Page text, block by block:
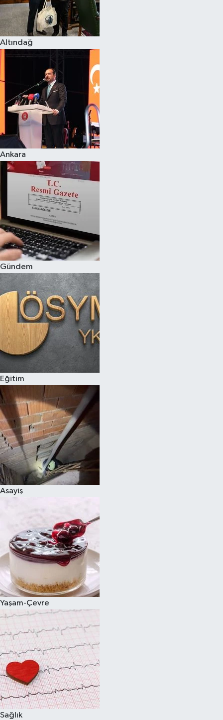
Altındağ
Ankara
Gündem
Eğitim
Asayiş
Yaşam-Çevre
Sağlık
Spor
Burç Yorumları
Çocuk
Eğitim
Hava Durumu
Kadın
Kim kimdir?
Kültür Sanat
Sağlık
Siyaset
Teknoloji
Televizyon
Yaşam-Çevre